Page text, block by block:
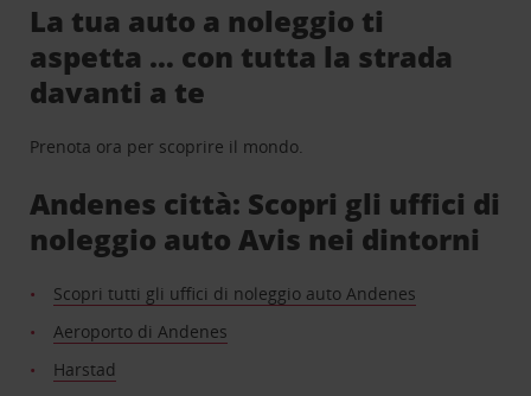
La tua auto a noleggio ti
aspetta … con tutta la strada
davanti a te
Prenota ora per scoprire il mondo.
Andenes città: Scopri gli uffici di
noleggio auto Avis nei dintorni
Scopri tutti gli uffici di noleggio auto Andenes
Aeroporto di Andenes
Harstad